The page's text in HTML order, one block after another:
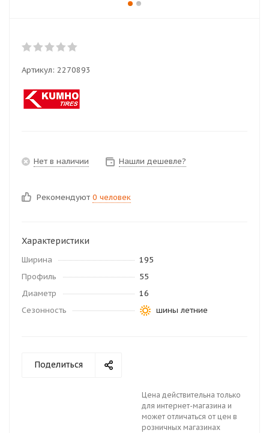
Артикул: 2270893
Нет в наличии Нашли дешевле?
Рекомендуют 0 человек
Характеристики
Ширина
195
Профиль
55
Диаметр
16
Сезонность
шины летние
Поделиться
Цена действительна только
для интернет-магазина и
может отличаться от цен в
розничных магазинах